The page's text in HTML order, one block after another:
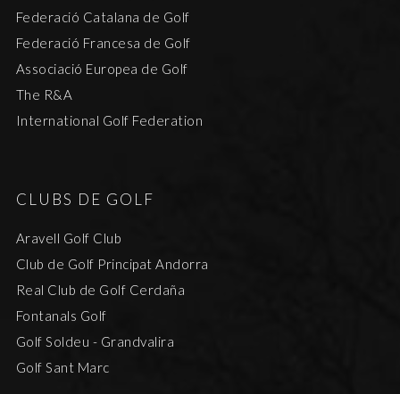
Federació Catalana de Golf
Federació Francesa de Golf
Associació Europea de Golf
The R&A
International Golf Federation
CLUBS DE GOLF
Aravell Golf Club
Club de Golf Principat Andorra
Real Club de Golf Cerdaña
Fontanals Golf
Golf Soldeu - Grandvalira
Golf Sant Marc